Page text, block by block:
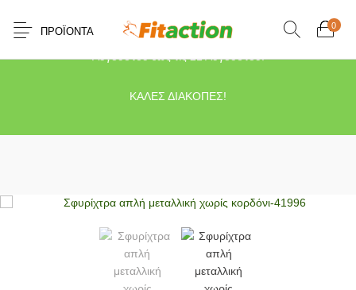
Το κατάστημα μας θα παραμείνει κλειστό λόγω διακοπών από τις 10
Αυγούστου έως τις 21 Αυγούστου.
ΚΑΛΕΣ ΔΙΑΚΟΠΕΣ!
ΠΡΟΪΌΝΤΑ
0